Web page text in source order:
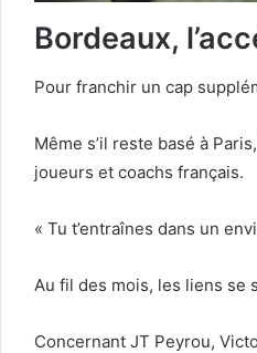
Bordeaux,
Pour franchir un cap
Même s’il reste basé à
joueurs et coachs français.
« Tu t’entraînes dans un
Au fil des mois, les liens se
Concernant JT Peyrou,